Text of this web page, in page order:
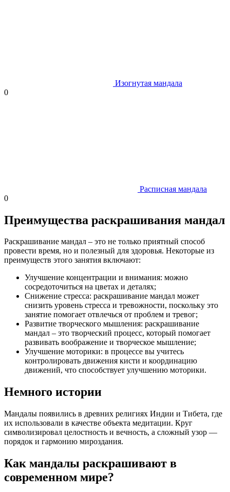
Изогнутая мандала
0
Расписная мандала
0
Преимущества раскрашивания мандал
Раскрашивание мандал – это не только приятный способ
провести время, но и полезный для здоровья. Некоторые из
преимуществ этого занятия включают:
Улучшение концентрации и внимания: можно
сосредоточиться на цветах и деталях;
Снижение стресса: раскрашивание мандал может
снизить уровень стресса и тревожности, поскольку это
занятие помогает отвлечься от проблем и тревог;
Развитие творческого мышления: раскрашивание
мандал – это творческий процесс, который помогает
развивать воображение и творческое мышление;
Улучшение моторики: в процессе вы учитесь
контролировать движения кисти и координацию
движений, что способствует улучшению моторики.
Немного истории
Мандалы появились в древних религиях Индии и Тибета, где
их использовали в качестве объекта медитации. Круг
символизировал целостность и вечность, а сложный узор —
порядок и гармонию мироздания.
Как мандалы раскрашивают в
современном мире?